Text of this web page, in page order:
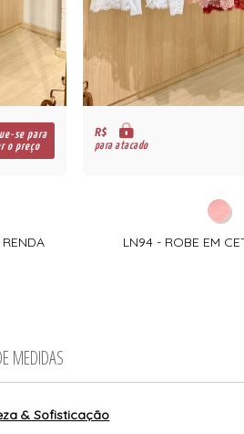
se para
o preço
R$
para atacado
LN94 - ROBE EM
MEDIDAS
& Sofisticação